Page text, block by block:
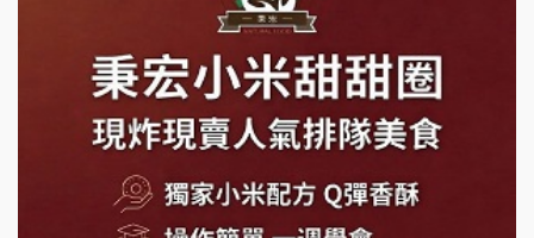
莫尼早餐Morni加盟說明會
手作功夫茶加盟說明會
SHARE TEA歇腳亭加盟說明會
潮味決-湯滷專門店加盟說明會